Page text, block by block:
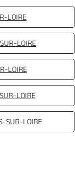
LOIRE
LOIRE
LOIRE
LOIRE
SUR-LOIRE